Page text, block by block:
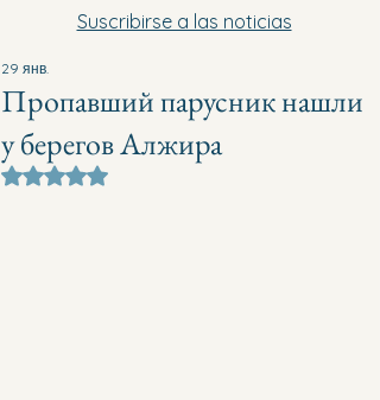
Suscribirse a las noticias
Пропавший парусник нашли
у берегов Алжира
29 янв.
Оценка: не число из 5 звезд.